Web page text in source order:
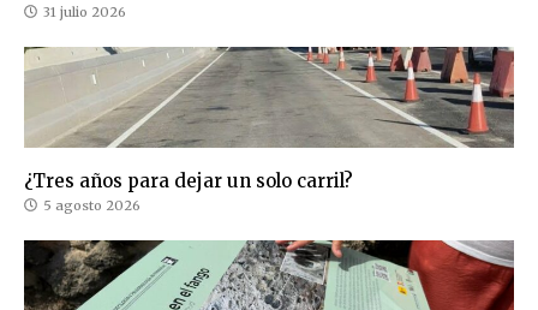
31 julio 2026
¿Tres años para dejar un solo carril?
5 agosto 2026